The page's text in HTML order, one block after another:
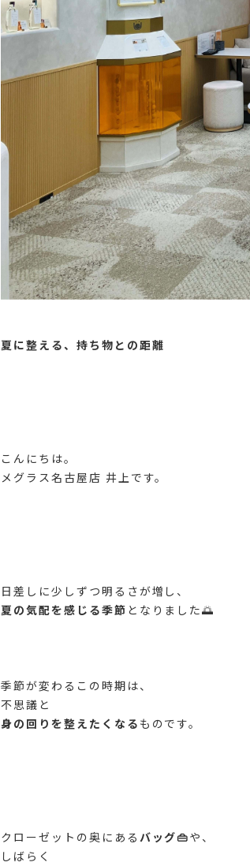
夏に整える、持ち物との距離
こんにちは。
メグラス名古屋店 井上です。
日差しに少しずつ明るさが増し、
夏の気配を感じる季節 となりました🌅
季節が変わるこの時期は、
不思議と
身の回りを整えたくなる ものです。
クローゼットの奥にある バッグ👜や、
しばらく